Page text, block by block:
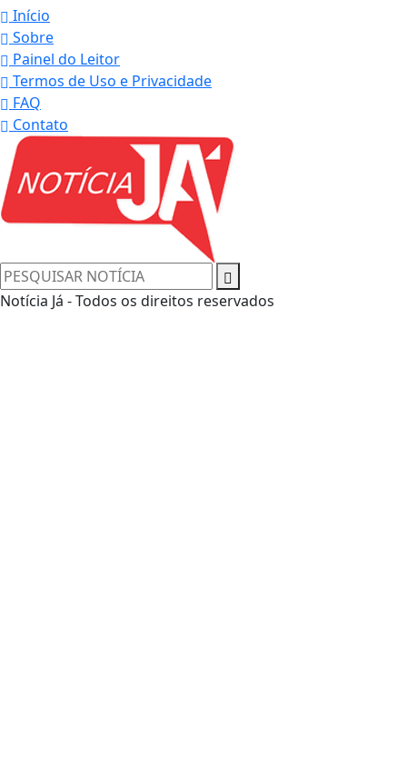
Início
Sobre
Painel do Leitor
Termos de Uso e Privacidade
FAQ
Contato
Notícia Já - Todos os direitos reservados